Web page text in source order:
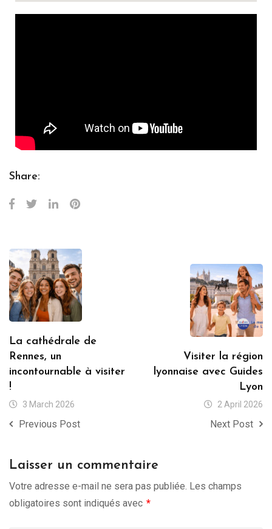
Share:
La cathédrale de
Rennes, un
incontournable à visiter
!
3 March 2026
Previous Post
Visiter la région
lyonnaise avec Guides
Lyon
2 April 2026
Next Post
Laisser un commentaire
Votre adresse e-mail ne sera pas publiée. Les champs
obligatoires sont indiqués avec *